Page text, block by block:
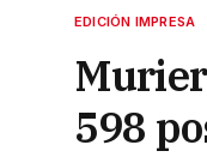
EDICIÓN IMPRESA
598